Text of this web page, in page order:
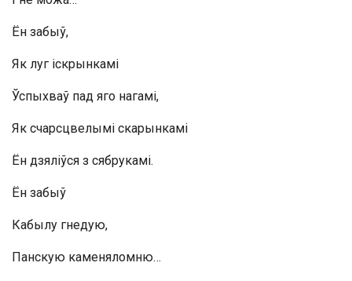
Ён забыў,
Як луг іскрынкамі
Ўспыхваў пад яго нагамі,
Як счарсцвелымі скарынкамі
Ён дзяліўся з сябрукамі.
Ён забыў
Кабылу гнедую,
Панскую каменяломню…